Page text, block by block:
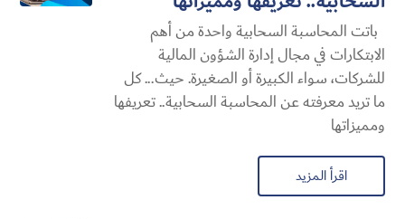
باتت المحاسبة السحابية​ واحدة من أهم
الابتكارات في مجال إدارة الشؤون المالية
للشركات، سواء الكبيرة أو الصغيرة. حيث... كل
ما تريد معرفته عن المحاسبة السحابية​.. تعريفها
ومميزاتها
اقرأ المزيد